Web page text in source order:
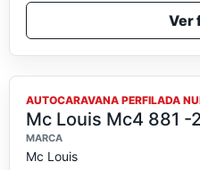
Ver
OFERTA
AUTOCARAVANA PERFILADA
Mc Louis Mc4 881 -
MARCA
Mc Louis